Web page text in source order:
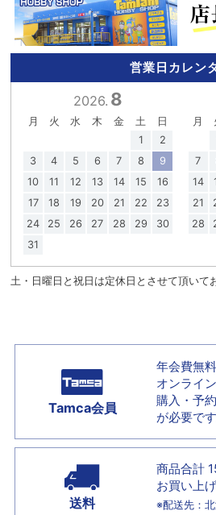
営業日カレン
2026. 8
月 火 水 木 金 土
日
1
2
3
4 5 6 7 8
9
10
11 12 13 14 15
16
17
18 19 20 21 22
23
24
25 26 27 28 29
30
31
月
7
14
21
28
土・日曜日と祝日は定休日とさせて頂いて
Tamca会員
年会費無料
オンライ
購入・予
が必要です
送料
商品合計
お買い上
※配送先：北